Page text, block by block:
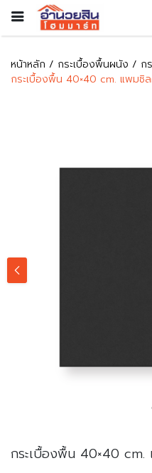
หน้าหลัก กระเบื้องพื้นผนัง ก
กระเบื้องพื้น 40×40 cm. แพมซิ
กระเบื้องพื้น 40×40 cm.